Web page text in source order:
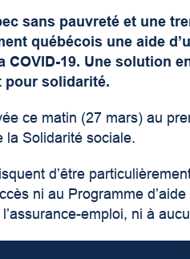
sans pauvreté et une
québécois une aide
COVID-19. Une solution
pour solidarité.
ce matin (27 mars) au
la Solidarité sociale.
d’être
ni au Programme
emploi, ni à